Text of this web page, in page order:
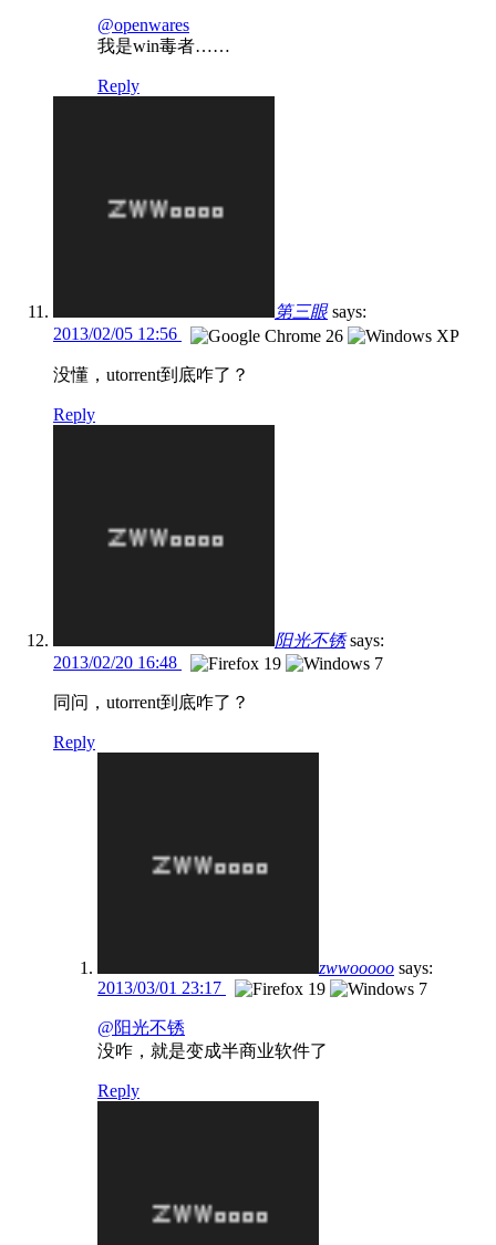
@openwares
我是win毒者……
Reply
第三眼 says:
2013/02/05 12:56
没懂，utorrent到底咋了？
Reply
阳光不锈 says:
2013/02/20 16:48
同问，utorrent到底咋了？
Reply
zwwooooo says:
2013/03/01 23:17
@阳光不锈
没咋，就是变成半商业软件了
Reply